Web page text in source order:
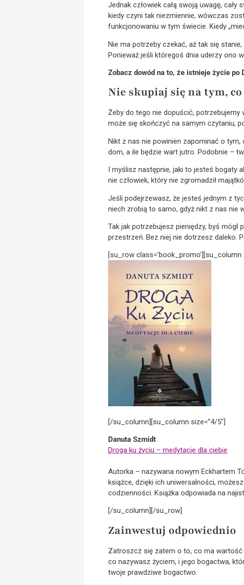
Jednak człowiek całą swoją uwagę,
kiedy czyni tak niezmiennie, wówczas
funkcjonowaniu w tym świecie. Kiedy
Nie ma potrzeby czekać, aż tak się
Ponieważ jeśli któregoś dnia uderzy ono
Zobacz dowód na to, że istnieje życie
Nie skupiaj się na tym,
Żeby do tego nie dopuścić, potrzebujemy
może się skończyć na samym czytaniu,
Nikt z nas nie powinien zapominać o
dom, a ile będzie wart jutro. Podobnie –
I myślisz następnie, jaki to jesteś bogaty
nie człowiek, który nie zgromadził
Jeśli podejrzewasz, że jesteś jednym z
niech zrobią to samo, gdyż nikt z nas nie
Tak jak potrzebujesz pieniędzy, byś
przestrzeń. Bez niej nie dotrzesz daleko.
[su_row class=’book_promo’][su_column
[/su_column][su_column size=”4/5″]
Danuta Szmidt
Droga ku życiu – medytacje dla ciebie
Autorka – nazywana nowym Eckhartem
książce, dzięki ich uniwersalności,
codzienności. Książka odpowiada na
[/su_column][/su_row]
Zainwestuj odpowiednio
Zatroszcz się zatem o to, co ma wartość
co nazywasz życiem, i jego bogactwa,
twoje prawdziwe bogactwo.